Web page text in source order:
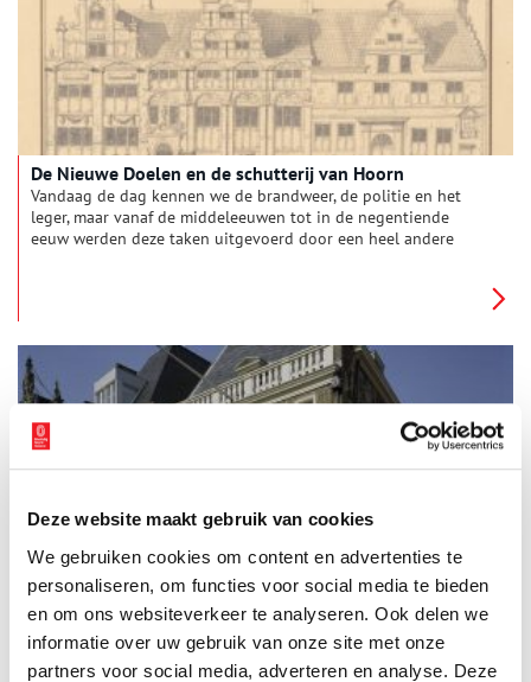
Deze website maakt gebruik van cookies
We gebruiken cookies om content en advertenties te
personaliseren, om functies voor social media te bieden
en om ons websiteverkeer te analyseren. Ook delen we
informatie over uw gebruik van onze site met onze
partners voor social media, adverteren en analyse. Deze
De Nieuwe Doelen en de schutterij van Hoorn
Vandaag de dag kennen we de brandweer, de politie en het
leger, maar vanaf de middeleeuwen tot in de negentiende
eeuw werden deze taken uitgevoerd door een heel andere
“Koning Willem-Alexander en Koningin Máxima, ik heet u van
harte welkom in Haarlem, op het mooiste plein van uw
koninkrijk”. Met deze woorden verwelkomde burgemeester
Schneiders het koningspaar tijdens hun kennismakingsbezoek
aan de provincie Noord-Holland op 14 juni 2013.